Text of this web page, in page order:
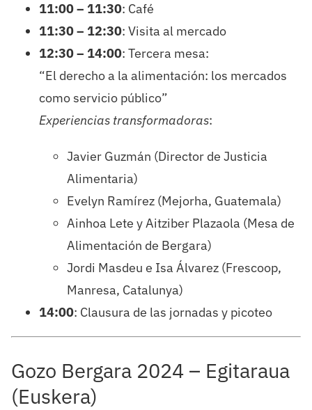
11:00 – 11:30: Café
11:30 – 12:30: Visita al mercado
12:30 – 14:00: Tercera mesa:
“El derecho a la alimentación: los mercados
como servicio público”
Experiencias transformadoras:
Javier Guzmán (Director de Justicia
Alimentaria)
Evelyn Ramírez (Mejorha, Guatemala)
Ainhoa Lete y Aitziber Plazaola (Mesa de
Alimentación de Bergara)
Jordi Masdeu e Isa Álvarez (Frescoop,
Manresa, Catalunya)
14:00: Clausura de las jornadas y picoteo
Gozo Bergara 2024 – Egitaraua
(Euskera)